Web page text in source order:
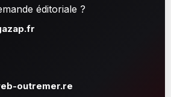
éditoriale ?
outremer.re